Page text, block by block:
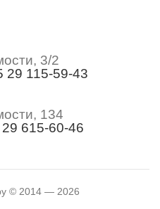
3/2
29 115-59-43
134
615-60-46
© 2014 — 2026